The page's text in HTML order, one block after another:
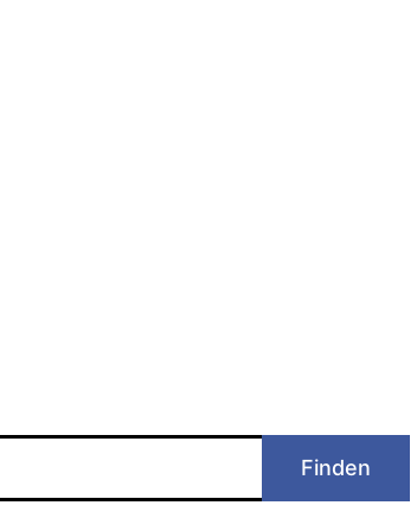
Finden